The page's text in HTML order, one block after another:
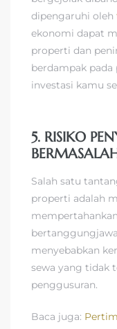
dipengaruhi oleh
ekonomi dapat
properti dan
berdampak pada
investasi kamu
5. RISIKO
Salah satu
properti adalah
menyebabkan
sewa yang tidak
penggusuran.
Baca juga: